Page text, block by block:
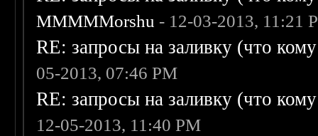
MMMMMorshu - 12-03-2013, 11:21
RE: запросы на заливку (что
05-2013, 07:46 PM
RE: запросы на заливку (что
12-05-2013, 11:40 PM